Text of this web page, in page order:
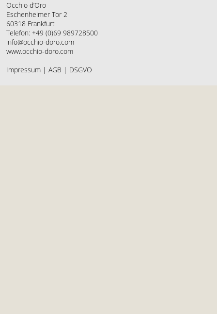
Occhio d’Oro
Eschenheimer Tor 2
60318 Frankfurt
Telefon: +49 (0)69 989728500
info@occhio-doro.com
www.occhio-doro.com
Impressum | AGB | DSGVO